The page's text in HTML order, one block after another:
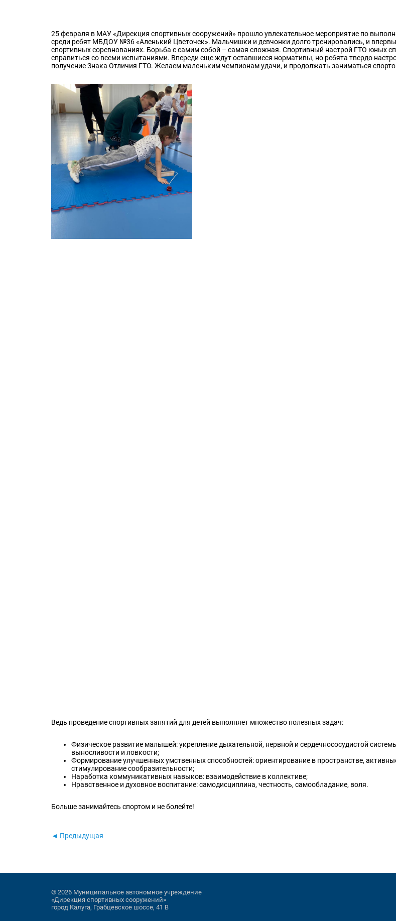
25 февраля в МАУ «Дирекция спортивных сооружений» прошло увлекательное мероприятие по
среди ребят МБДОУ №36 «Аленький Цветочек». Мальчишки и девчонки долго тренировались, и
спортивных соревнованиях. Борьба с самим собой – самая сложная. Спортивный настрой ГТО юных
справиться со всеми испытаниями. Впереди еще ждут оставшиеся нормативы, но ребята твердо
получение Знака Отличия ГТО. Желаем маленьким чемпионам удачи, и продолжать заниматься
Ведь проведение спортивных занятий для детей выполняет множество полезных задач:
Физическое развитие малышей: укрепление дыхательной, нервной и сердечнососудистой
выносливости и ловкости;
Формирование улучшенных умственных способностей: ориентирование в пространстве,
стимулирование сообразительности;
Наработка коммуникативных навыков: взаимодействие в коллективе;
Нравственное и духовное воспитание: самодисциплина, честность, самообладание, воля.
Больше занимайтесь спортом и не болейте!
◄ Предыдущая
© 2026 Муниципальное автономное учреждение
«Дирекция спортивных сооружений»
город Калуга, Грабцевское шоссе, 41 В